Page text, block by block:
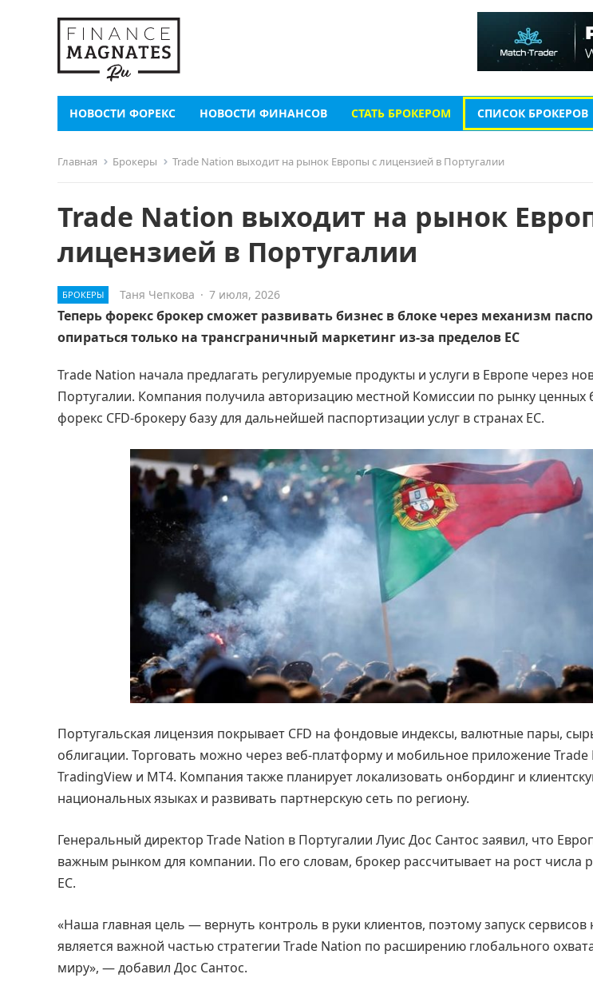
НОВОСТИ ФОРЕКС НОВОСТИ ФИНАНСОВ СТАТЬ БРОКЕРОМ СПИСОК БРОКЕРОВ
Главная Брокеры Trade Nation выходит на рынок Европы с лицензией в Португалии
Trade Nation выходит на рынок
лицензией в Португалии
БРОКЕРЫ Таня Чепкова · 7 июля, 2026
Теперь форекс брокер сможет развивать бизнес в блоке через механизм
опираться только на трансграничный маркетинг из-за пределов ЕС
Trade Nation начала предлагать регулируемые продукты и услуги в Европе через
Португалии. Компания получила авторизацию местной Комиссии по рынку ценных
форекс CFD-брокеру базу для дальнейшей паспортизации услуг в странах ЕС.
Португальская лицензия покрывает CFD на фондовые индексы, валютные пары,
облигации. Торговать можно через веб-платформу и мобильное приложение Trade
TradingView и MT4. Компания также планирует локализовать онбординг и
национальных языках и развивать партнерскую сеть по региону.
Генеральный директор Trade Nation в Португалии Луис Дос Сантос заявил, что
важным рынком для компании. По его словам, брокер рассчитывает на рост числа
ЕС.
«Наша главная цель — вернуть контроль в руки клиентов, поэтому запуск
является важной частью стратегии Trade Nation по расширению глобального
миру», — добавил Дос Сантос.